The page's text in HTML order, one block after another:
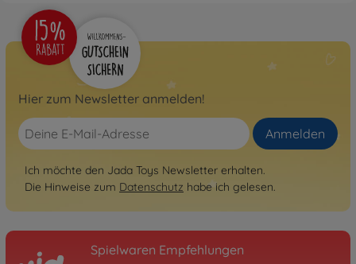
Hier zum Newsletter anmelden!
Anmelden
Ich möchte den Jada Toys Newsletter erhalten.
Die Hinweise zum Datenschutz habe ich gelesen.
Spielwaren Empfehlungen